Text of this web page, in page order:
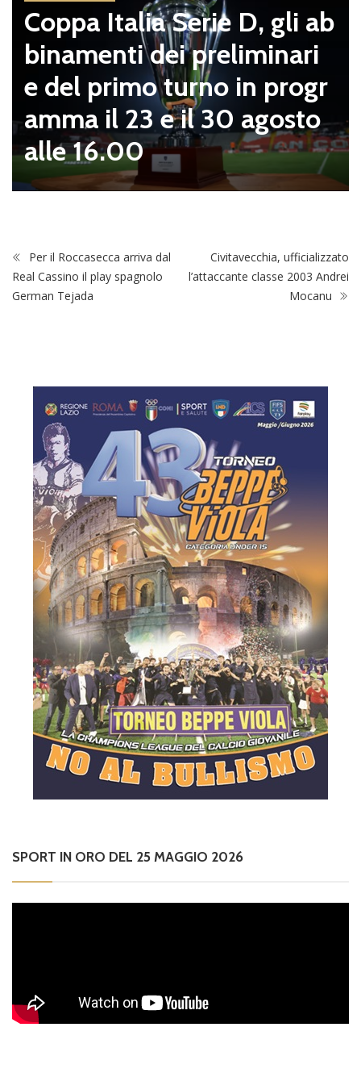
Coppa Italia Serie D, gli ab
binamenti dei preliminari
e del primo turno in progr
amma il 23 e il 30 agosto
alle 16.00
Per il Roccasecca arriva dal
Real Cassino il play spagnolo
German Tejada
Civitavecchia, ufficializzato
l’attaccante classe 2003 Andrei
Mocanu
SPORT IN ORO DEL 25 MAGGIO 2026